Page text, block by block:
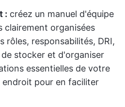
: créez un manuel d'équipe
clairement organisées
rôles, responsabilités, DRI,
stocker et d'organiser
essentielles de votre
endroit pour en faciliter